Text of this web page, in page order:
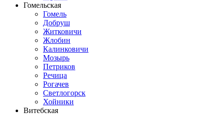
Гомельская
Гомель
Добруш
Житковичи
Жлобин
Калинковичи
Мозырь
Петриков
Речица
Рогачев
Светлогорск
Хойники
Витебская